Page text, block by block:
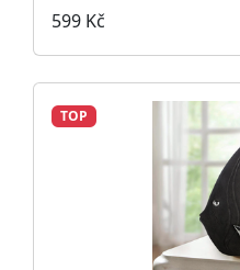
599 Kč
TOP